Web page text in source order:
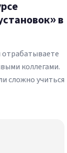
в
коллегами.
сложно учиться